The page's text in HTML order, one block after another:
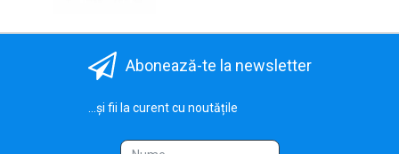
Abonează-te la newsletter
...și fii la curent cu noutățile